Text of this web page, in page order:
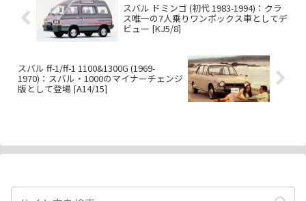
スバル ドミンゴ (初代 1983-1994)：クラ
ス唯一の7人乗りワンボックス車としてデ
ビュー [KJ5/8]
スバル ff-1/ff-1 1100&1300G (1969-
1970)：スバル・1000のマイナーチェンジ
版として登場 [A14/15]